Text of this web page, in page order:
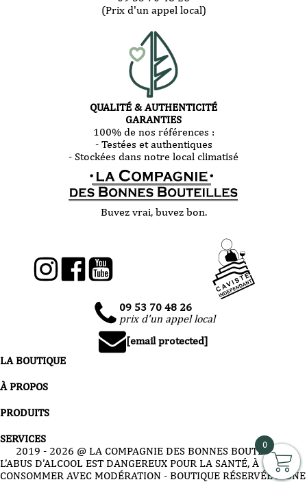
(Prix d'un appel local)
QUALITÉ & AUTHENTICITÉ
GARANTIES
100% de nos références :
- Testées et authentiques
- Stockées dans notre local climatisé
Buvez vrai, buvez bon.
09 53 70 48 26
prix d'un appel local
[email protected]
LA BOUTIQUE
À PROPOS
PRODUITS
SERVICES
2019 - 2026 @ LA COMPAGNIE DES BONNES BOUTEILLES
L’ABUS D’ALCOOL EST DANGEREUX POUR LA SANTÉ, À
CONSOMMER AVEC MODÉRATION - BOUTIQUE RÉSERVÉE À UNE
0